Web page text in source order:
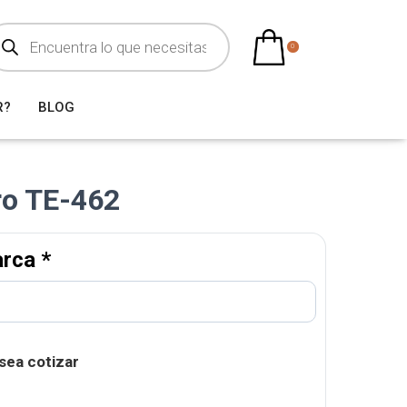
0
BLOG
TE-462
*
cotizar